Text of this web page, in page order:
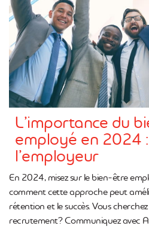
L’importance du
employé en 2024
l’employeur
En 2024, misez sur le bien-être
comment cette approche peut
rétention et le succès. Vous
recrutement? Communiquez avec